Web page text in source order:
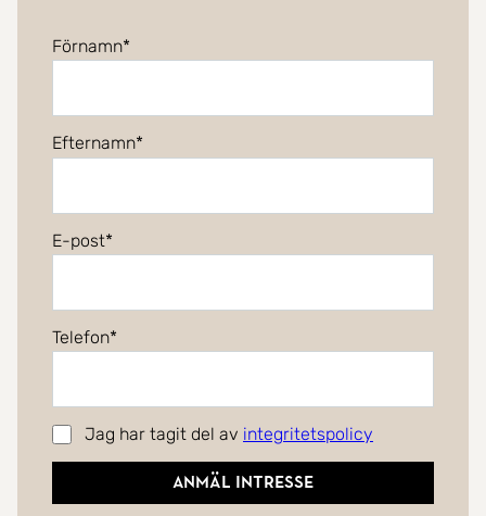
Förnamn
Efternamn
E-post
Telefon
Jag har tagit del av integritetspolicy
Anmäl intresse